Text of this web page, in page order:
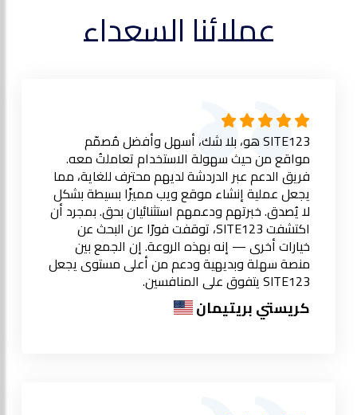
عملائنا السعداء
SITE123 هو، بلا شك، أسهل وأفضل مُصمّم
مواقع من حيث سهولة الاستخدام تعاملتُ معه.
فريق الدعم عبر الدردشة لديهم محترف للغاية، مما
يجعل عملية إنشاء موقع ويب مميزًا بسيطة بشكل
لا يُصدق. خبرتهم ودعمهم استثنائيان بحق. بمجرد أن
اكتشفت SITE123، توقفت فورًا عن البحث عن
خيارات أخرى — إنه بهذه الروعة. إن الجمع بين
منصة سهلة وبديهية ودعم من أعلى مستوى يجعل
SITE123 يتفوق على المنافسين.
كريستي بريتيمان